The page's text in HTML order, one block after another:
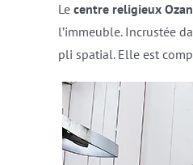
Le centre religieux
l’immeuble. Incrustée
pli spatial. Elle est